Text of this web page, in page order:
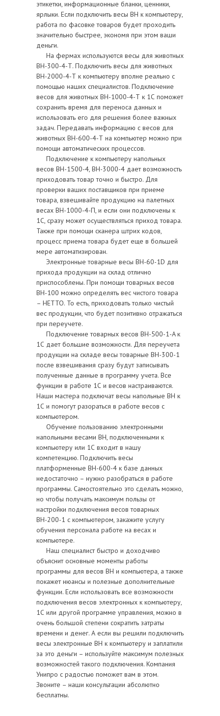
этикетки, информационные бланки, ценники,
ярлыки. Если подключить весы ВН к компьютеру,
работа по фасовке товаров будет проходить
значительно быстрее, экономя при этом ваши
деньги.
На фермах используются весы для животных
ВН-300-4-Т. Подключить весы для животных
ВН-2000-4-Т к компьютеру вполне реально с
помощью наших специалистов. Подключение
весов для животных ВН-1000-4-Т к 1С поможет
сохранить время для переноса данных и
использовать его для решения более важных
задач. Передавать информацию с весов для
животных ВН-600-4-Т на компьютер можно при
помощи автоматических процессов.
Подключение к компьютеру напольных
весов ВН-1500-4, ВН-3000-4 дает возможность
приходовать товар точно и быстро. Для
проверки ваших поставщиков при приеме
товара, взвешивайте продукцию на палетных
весах ВН-1000-4-П, и если они подключены к
1С, сразу может осуществляться приход товара.
Также при помощи сканера штрих кодов,
процесс приема товара будет еще в большей
мере автоматизирован.
Электронные товарные весы BH-60-1D для
прихода продукции на склад отлично
приспособлены. При помощи товарных весов
ВН-100 можно определять вес чистого товара
– НЕТТО. То есть, приходовать только чистый
вес продукции, что будет позитивно отражаться
при переучете.
Подключение товарных весов ВН-500-1-A к
1С дает большие возможности. Для переучета
продукции на складе весы товарные ВН-300-1
после взвешивания сразу будут записывать
полученные данные в программу учета. Все
функции в работе 1С и весов настраиваются.
Наши мастера подключат весы напольные ВН к
1С и помогут разораться в работе весов с
компьютером.
Обучение пользованию электронными
напольными весами ВН, подключенными к
компьютеру или 1С входит в нашу
компетенцию. Подключить весы
платформенные ВН-600-4 к базе данных
недостаточно – нужно разобраться в работе
программы. Самостоятельно это сделать можно,
но чтобы получать максимум пользы от
настройки подключения весов товарных
ВН-200-1 с компьютером, закажите услугу
обучения персонала работе на весах и
компьютере.
Наш специалист быстро и доходчиво
объяснит основные моменты работы
программы для весов ВН и компьютера, а также
покажет нюансы и полезные дополнительные
функции. Если использовать все возможности
подключения весов электронных к компьютеру,
1С или другой программе управления, можно в
очень большой степени сократить затраты
времени и денег. А если вы решили подключить
весы электронные ВН к компьютеру и заплатили
за это деньги – используйте максимум полезных
возможностей такого подключения. Компания
Унипро с радостью поможет вам в этом.
Звоните – наши консультации абсолютно
бесплатны.